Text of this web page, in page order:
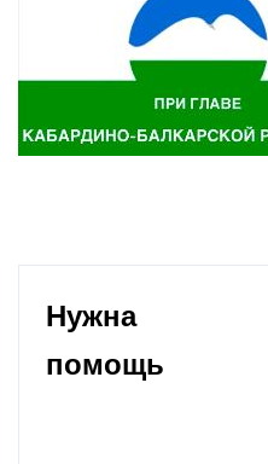
Нужна
помощь